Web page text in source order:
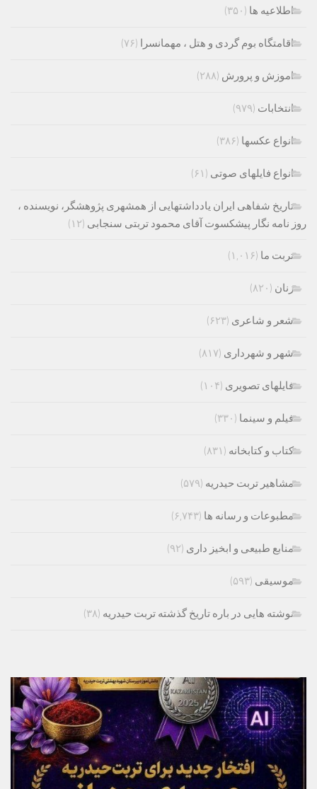
اطلاعیه ها (۳۵۰)
اقامتگاه بوم گردی و هتل ، مهمانسرا (۷۶)
اموزش و پرورش (۲۸۸)
انتخابات (۹۷۹)
انواع عکسها (۳۸۶)
انواع فایلهای صوتی (۶۱)
تاریخ شفاهی ایران یادداشتهایی از همشهری پژوهشگر، نویسنده ،
روز نامه نگار پیشکسوت آقای محمود تربتی سنجابی (۱۲)
تربت ما (۱,۰۱۶)
زنان (۸۲۰)
شعر و شاعری (۶۲۳)
شهر و شهرداری (۸۱۷)
فایلهای تصویری (۱۰۴)
فیلم و سینما (۳۳۰)
کتاب و کتابخانه (۸۳۱)
مشاهیر تربت حیدریه (۵۷۹)
مطبوعات و رسانه ها (۶,۷۴۳)
منابع طبیعی و ابخیز داری (۹۲)
موسیقی (۵۹۳)
نوشته هایی در باره تاریخ گذشته تربت حیدریه (۳۸)